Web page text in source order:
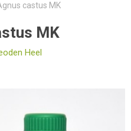
castus MK
MK
Heel